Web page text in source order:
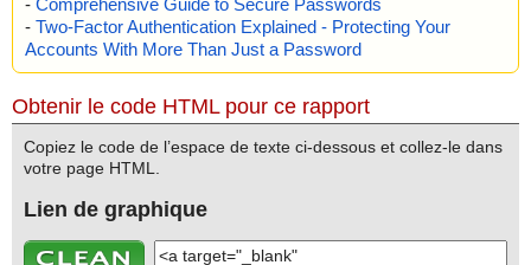
- Two-Factor Authentication Explained - Protecting Your
Accounts With More Than Just a Password
Obtenir le code HTML pour ce rapport
Copiez le code de l’espace de texte ci-dessous et collez-le dans
votre page HTML.
Lien de graphique